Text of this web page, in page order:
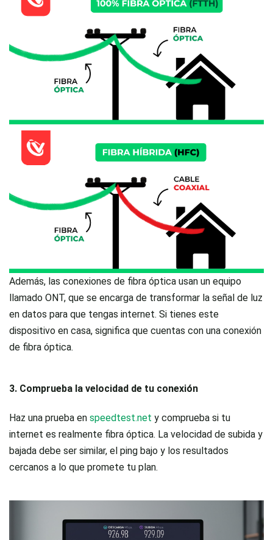
Además, las conexiones de fibra óptica usan un equipo
llamado ONT, que se encarga de transformar la señal de luz
en datos para que tengas internet. Si tienes este
dispositivo en casa, significa que cuentas con una conexión
de fibra óptica.
3. Comprueba la velocidad de tu conexión
Haz una prueba en speedtest.net y comprueba si tu
internet es realmente fibra óptica. La velocidad de subida y
bajada debe ser similar, el ping bajo y los resultados
cercanos a lo que promete tu plan.